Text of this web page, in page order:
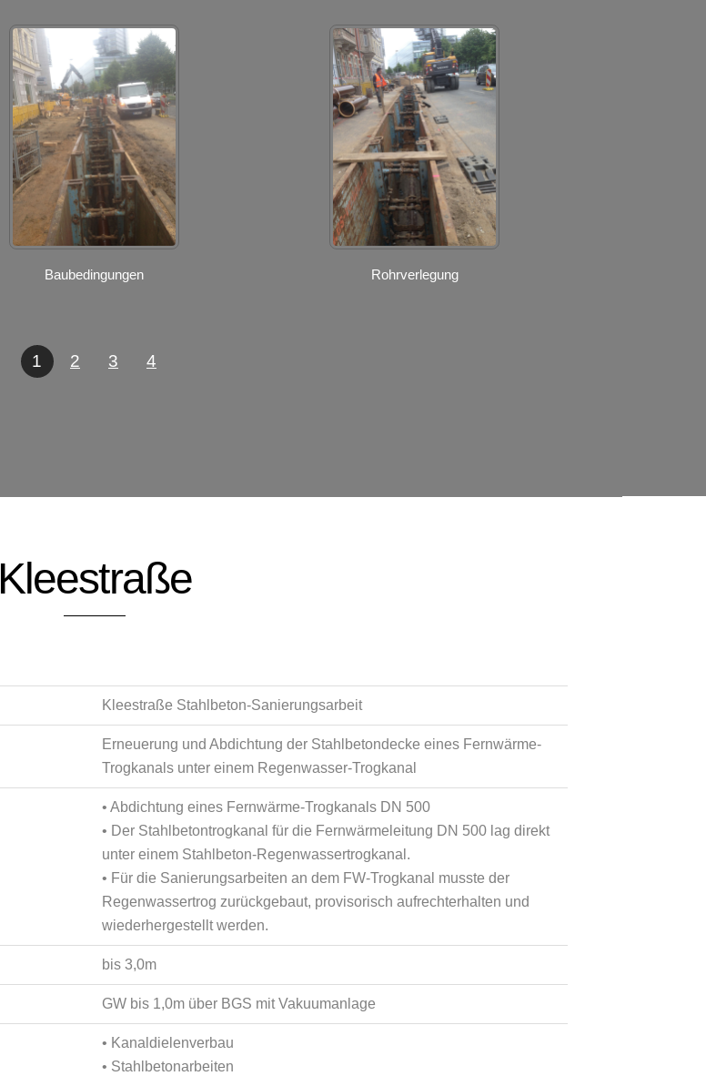
Baubedingungen Rohrverlegung
1 2 3 4
Kleestraße
Kleestraße Stahlbeton-Sanierungsarbeit
Erneuerung und Abdichtung der Stahlbetondecke eines Fernwärme-
Trogkanals unter einem Regenwasser-Trogkanal
• Abdichtung eines Fernwärme-Trogkanals DN 500
• Der Stahlbetontrogkanal für die Fernwärmeleitung DN 500 lag direkt
unter einem Stahlbeton-Regenwassertrogkanal.
• Für die Sanierungsarbeiten an dem FW-Trogkanal musste der
Regenwassertrog zurückgebaut, provisorisch aufrechterhalten und
wiederhergestellt werden.
bis 3,0m
GW bis 1,0m über BGS mit Vakuumanlage
• Kanaldielenverbau
• Stahlbetonarbeiten